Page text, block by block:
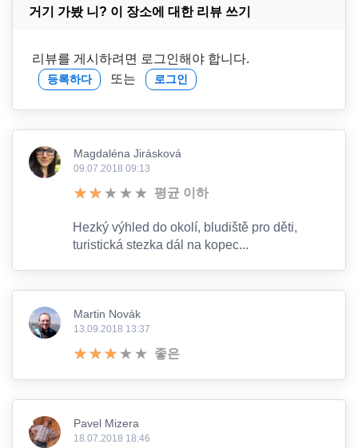
거기 가봤 니? 이 장소에 대한 리뷰 쓰기
리뷰를 게시하려면 로그인해야 합니다.
등록하다 또는 로그인
Magdaléna Jirásková
09.07.2018 09:13
평균 이하
Hezký výhled do okolí, bludiště pro děti,
turistická stezka dál na kopec...
Martin Novák
13.09.2018 13:37
좋은
Pavel Mizera
18.07.2018 18:46